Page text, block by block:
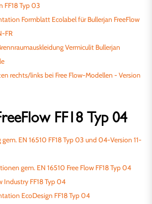
FF18 Typ 03
Formblatt Ecolabel für Bullerjan FreeFlow
FR
Vermiculit Bullerjan
rechts/links bei Free Flow-Modellen - Version
FF18 Typ 04
EN 16510 FF18 Typ 03 und 04-Version 11-
gem. EN 16510 Free Flow FF18 Typ 04
Industry FF18 Typ 04
EcoDesign FF18 Typ 04